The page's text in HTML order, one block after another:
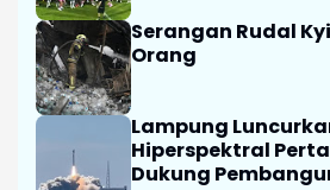
Serangan Rudal
Orang
Lampung
Hiperspektral
Dukung